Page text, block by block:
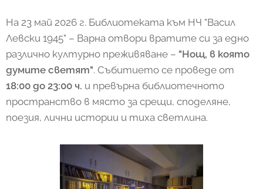
На 23 май 2026 г. Библиотеката към НЧ "Васил
Левски 1945" – Варна отвори вратите си за едно
различно културно преживяване – "Нощ, в която
думите светят". Събитието се проведе от
18:00 до 23:00 ч. и превърна библиотечното
пространство в място за срещи, споделяне,
поезия, лични истории и тиха светлина.